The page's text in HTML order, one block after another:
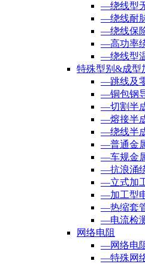
—绕线型
—绕线耐
—绕线保
—高功率
—绕线型
特殊型别&成型
—跳线及
—铜包钢
—切割半
—熔接半
—绕线半
—普通金
—车规金
—抗浪涌
—立式加工
—加工型
—热缩套
—电流检
网络电阻
—网络电
—特殊网